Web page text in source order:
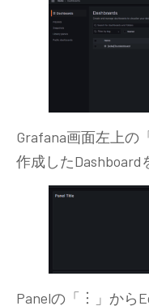
Grafana画面左上の
作成したDashboard
Panelの「︙」から